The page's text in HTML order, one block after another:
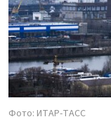
Фото: ИТАР-ТАСС